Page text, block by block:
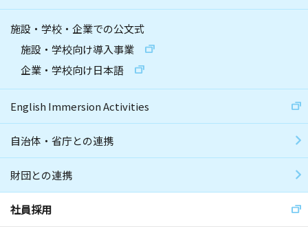
施設・学校・企業での公文式
施設・学校向け導入事業
企業・学校向け日本語
English Immersion Activities
自治体・省庁との連携
財団との連携
社員採用